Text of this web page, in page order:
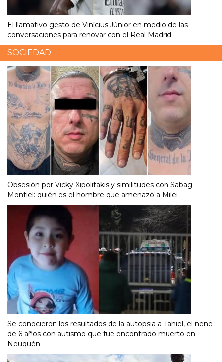
El llamativo gesto de Vinícius Júnior en medio de las
conversaciones para renovar con el Real Madrid
SOCIEDAD
Obsesión por Vicky Xipolitakis y similitudes con Sabag
Montiel: quién es el hombre que amenazó a Milei
Se conocieron los resultados de la autopsia a Tahiel, el nene
de 6 años con autismo que fue encontrado muerto en
Neuquén